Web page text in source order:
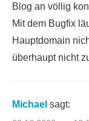
Blog an völlig
Mit dem Bugfix
Hauptdomain
überhaupt nicht
Michael sagt: